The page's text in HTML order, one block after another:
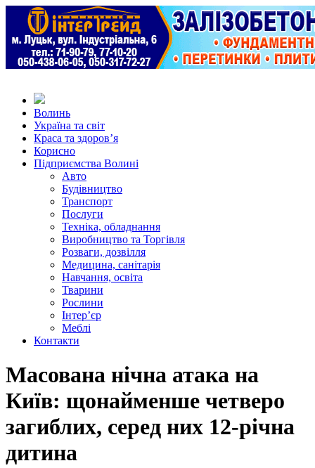
Волинь
Україна та світ
Краса та здоров’я
Корисно
Підприємства Волині
Авто
Будівництво
Транспорт
Послуги
Техніка, обладнання
Виробництво та Торгівля
Розваги, дозвілля
Медицина, санітарія
Навчання, освіта
Тварини
Рослини
Інтер’єр
Меблі
Контакти
Масована нічна атака на
Київ: щонайменше четверо
загиблих, серед них 12-річна
дитина